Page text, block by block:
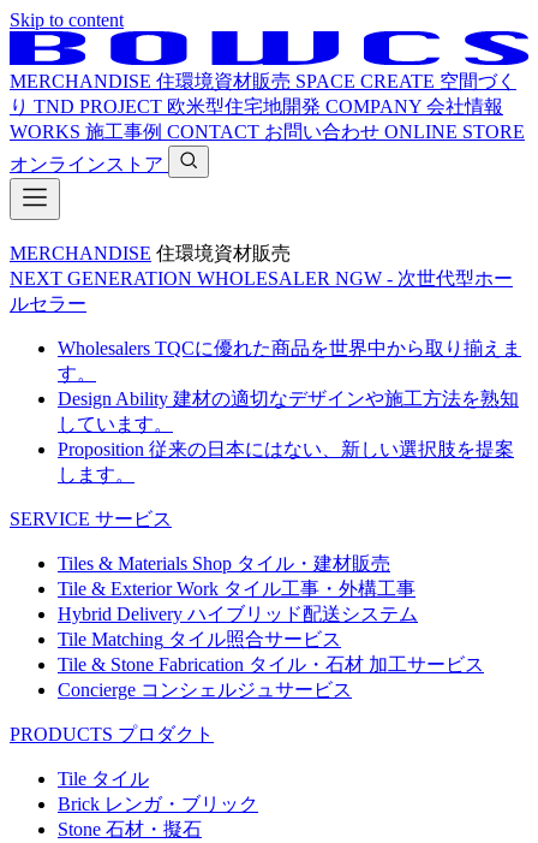
Skip to content
MERCHANDISE 住環境資材販売 SPACE CREATE 空間づく
り TND PROJECT 欧米型住宅地開発 COMPANY 会社情報
WORKS 施工事例 CONTACT お問い合わせ ONLINE STORE
オンラインストア
MERCHANDISE 住環境資材販売
NEXT GENERATION WHOLESALER NGW - 次世代型ホー
ルセラー
Wholesalers TQCに優れた商品を世界中から取り揃えま
す。
Design Ability 建材の適切なデザインや施工方法を熟知
しています。
Proposition 従来の日本にはない、新しい選択肢を提案
します。
SERVICE サービス
Tiles & Materials Shop タイル・建材販売
Tile & Exterior Work タイル工事・外構工事
Hybrid Delivery ハイブリッド配送システム
Tile Matching タイル照合サービス
Tile & Stone Fabrication タイル・石材 加工サービス
Concierge コンシェルジュサービス
PRODUCTS プロダクト
Tile タイル
Brick レンガ・ブリック
Stone 石材・擬石